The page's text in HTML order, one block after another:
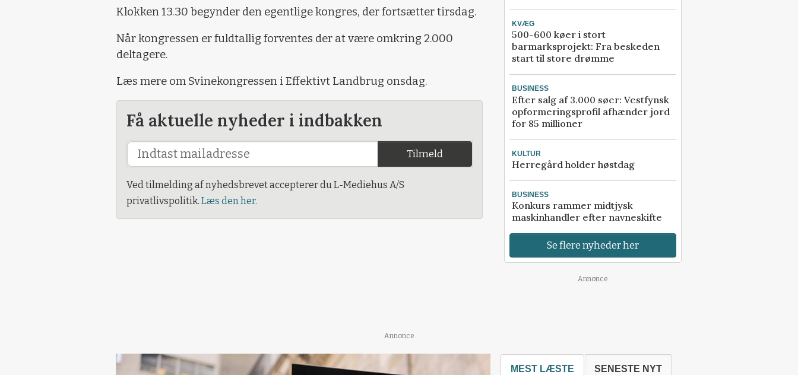
Klokken 13.30 begynder den egentlige kongres, der fortsætter tirsdag.
Når kongressen er fuldtallig forventes der at være omkring 2.000
deltagere.
Læs mere om Svinekongressen i Effektivt Landbrug onsdag.
Få aktuelle nyheder i indbakken
Tilmeld
Ved tilmelding af nyhedsbrevet accepterer du L-Mediehus A/S
privatlivspolitik. Læs den her.
KVÆG
500-600 køer i stort
barmarksprojekt: Fra beskeden
start til store drømme
BUSINESS
Efter salg af 3.000 søer: Vestfynsk
opformeringsprofil afhænder jord
for 85 millioner
KULTUR
Herregård holder høstdag
BUSINESS
Konkurs rammer midtjysk
maskinhandler efter navneskifte
Se flere nyheder her
Annonce
Annonce
MEST LÆSTE SENESTE NYT